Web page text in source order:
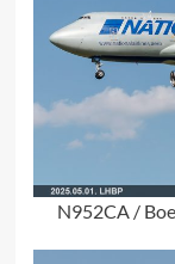
N952CA /